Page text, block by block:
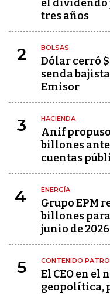
el dividendo
tres años
2 BOLSAS
Dólar cerró
senda
Emisor
3 HACIENDA
Anif
billones
cuentas
4 ENERGÍA
Grupo EPM
billones
junio de 2026
5 CONTENIDO
El CEO en el
geopolítica,